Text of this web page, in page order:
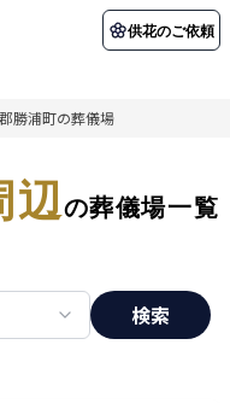
供花のご依頼
の儀とは？
様の声
のご依頼
勝浦町の葬儀場
辺の葬儀場一覧
検索